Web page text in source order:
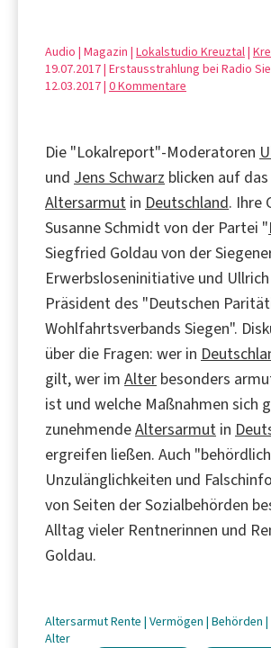
Audio | Magazin | Lokalstudio Kreuztal|
19.07.2017 | Erstausstrahlung bei Radio
12.03.2017 | 0 Kommentare
Die "Lokalreport"-Moderatoren
und Jens Schwarz blicken auf
Altersarmut in Deutschland. Ihre
Susanne Schmidt von der Partei "
Siegfried Goldau von der
Erwerbsloseninitiative und
Präsident des "Deutschen
Wohlfahrtsverbands Siegen".
über die Fragen: wer in
gilt, wer im Alter besonders
ist und welche Maßnahmen sich
zunehmendeAltersarmut in
ergreifen ließen. Auch
Unzulänglichkeiten und
von Seiten der Sozialbehörden
Alltag vieler Rentnerinnen und
Goldau.
AltersarmutRente | Vermögen | Behörden |
Alter